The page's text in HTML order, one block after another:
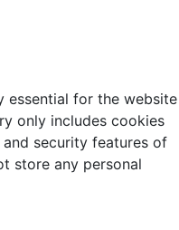
essential for the website
only includes cookies
security features of
store any personal